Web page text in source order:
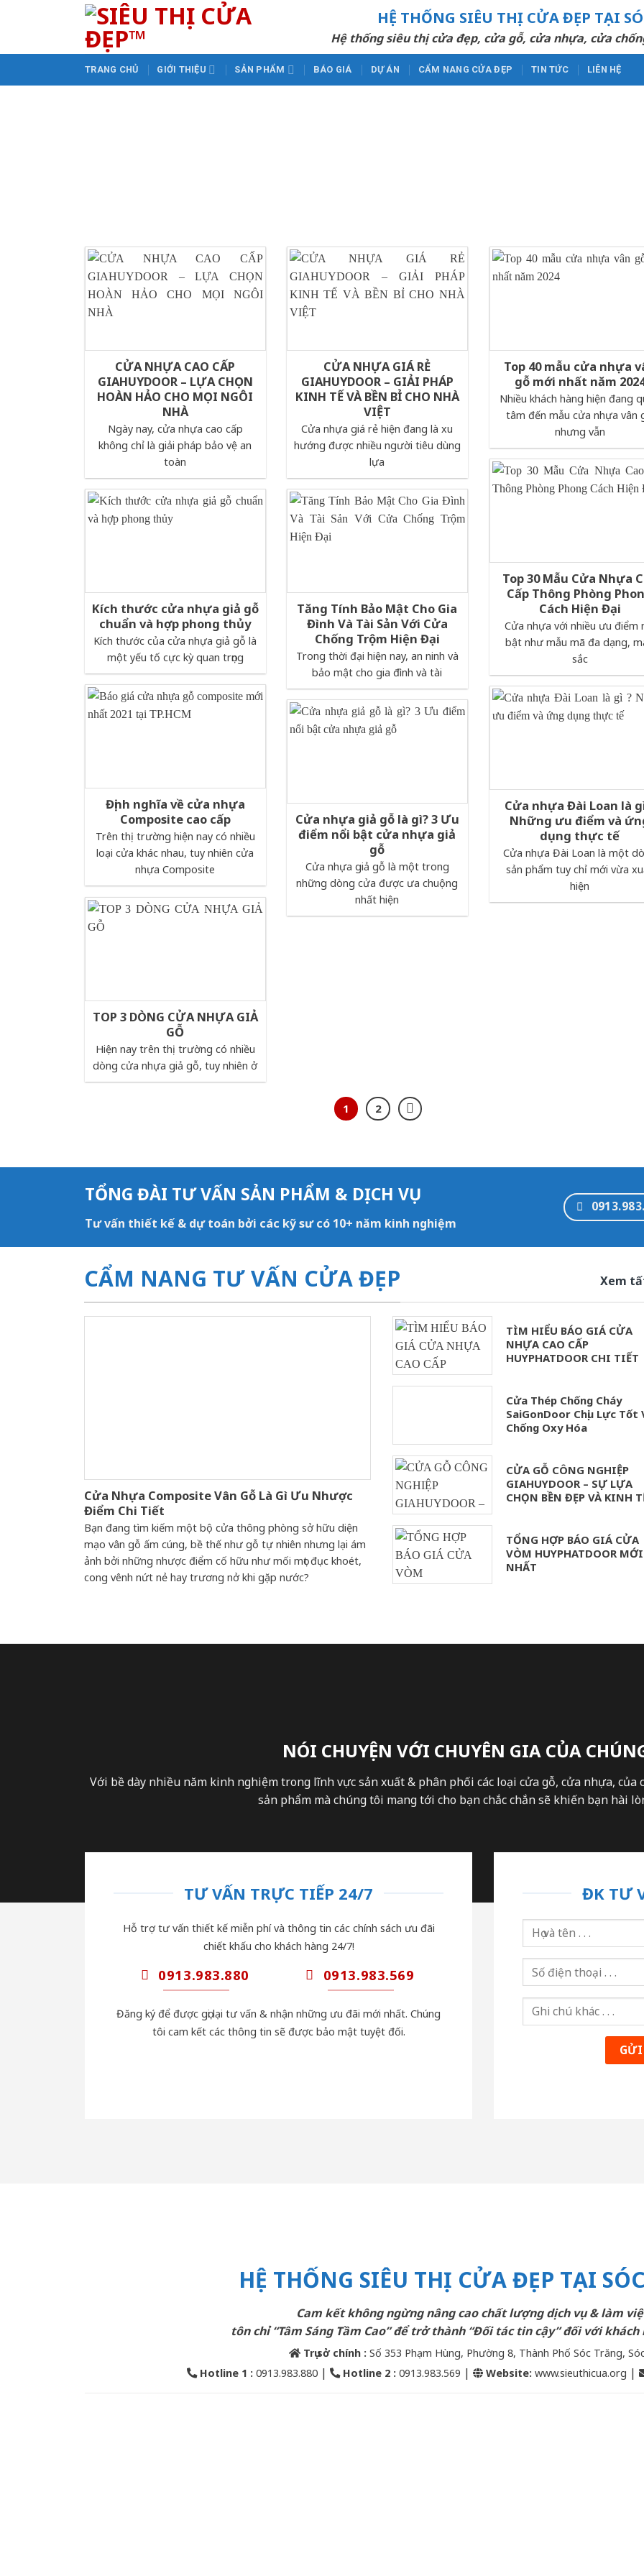
HỆ THỐNG SIÊU THỊ CỬA ĐẸP TẠI
Hệ thống siêu thị cửa đẹp, cửa gỗ, cửa nhựa, cửa
TRANG CHỦ GIỚI THIỆU SẢN PHẨM BÁO GIÁ DỰ ÁN CẨM NANG CỬA ĐẸP TIN TỨC LIÊN HỆ
CỬA NHỰA CAO CẤP
GIAHUYDOOR – LỰA CHỌN
HOÀN HẢO CHO MỌI NGÔI
NHÀ
Ngày nay, cửa nhựa cao cấp
không chỉ là giải pháp bảo vệ an
toàn
CỬA NHỰA GIÁ RẺ
GIAHUYDOOR – GIẢI PHÁP
KINH TẾ VÀ BỀN BỈ CHO NHÀ
VIỆT
Cửa nhựa giá rẻ hiện đang là xu
hướng được nhiều người tiêu dùng
lựa
Top 40 mẫu cửa nhựa
gỗ mới nhất năm
Nhiều khách hàng hiện đang
tâm đến mẫu cửa nhựa vân
nhưng vẫn
Top 30 Mẫu Cửa Nhựa
Cấp Thông Phòng
Cách Hiện Đại
Cửa nhựa với nhiều ưu điểm
bật như mẫu mã đa dạng,
sắc
Kích thước cửa nhựa giả gỗ
chuẩn và hợp phong thủy
Kích thước của cửa nhựa giả gỗ là
một yếu tố cực kỳ quan trọng
Tăng Tính Bảo Mật Cho Gia
Đình Và Tài Sản Với Cửa
Chống Trộm Hiện Đại
Trong thời đại hiện nay, an ninh và
bảo mật cho gia đình và tài
Định nghĩa về cửa nhựa
Composite cao cấp
Trên thị trường hiện nay có nhiều
loại cửa khác nhau, tuy nhiên cửa
nhựa Composite
Cửa nhựa Đài Loan là
Những ưu điểm và
dụng thực tế
Cửa nhựa Đài Loan là một
sản phẩm tuy chỉ mới vừa
hiện
Cửa nhựa giả gỗ là gì? 3 Ưu
điểm nổi bật cửa nhựa giả
gỗ
Cửa nhựa giả gỗ là một trong
những dòng cửa được ưa chuộng
nhất hiện
TOP 3 DÒNG CỬA NHỰA GIẢ
GỖ
Hiện nay trên thị trường có nhiều
dòng cửa nhựa giả gỗ, tuy nhiên ở
1 2
TỔNG ĐÀI TƯ VẤN SẢN PHẨM & DỊCH VỤ
Tư vấn thiết kế & dự toán bởi các kỹ sư có 10+ năm kinh nghiệm
CẨM NANG TƯ VẤN CỬA ĐẸP Xem
Cửa Nhựa Composite Vân Gỗ Là Gì Ưu Nhược
Điểm Chi Tiết
Bạn đang tìm kiếm một bộ cửa thông phòng sở hữu diện
mạo vân gỗ ấm cúng, bề thế như gỗ tự nhiên nhưng lại ám
ảnh bởi những nhược điểm cố hữu như mối mọt đục khoét,
cong vênh nứt nẻ hay trương nở khi gặp nước?
TÌM HIỂU BÁO GIÁ CỬA
NHỰA CAO CẤP
HUYPHATDOOR CHI TIẾT
Cửa Thép Chống Cháy
SaiGonDoor Chịu Lực Tốt
Chống Oxy Hóa
CỬA GỖ CÔNG NGHIỆP
GIAHUYDOOR – SỰ LỰA
CHỌN BỀN ĐẸP VÀ KINH
TỔNG HỢP BÁO GIÁ CỬA
VÒM HUYPHATDOOR MỚI
NHẤT
NÓI CHUYỆN VỚI CHUYÊN GIA CỦA
Với bề dày nhiều năm kinh nghiệm trong lĩnh vực sản xuất & phân phối các loại cửa gỗ, cửa nhựa,
sản phẩm mà chúng tôi mang tới cho bạn chắc chắn sẽ khiến bạn hài
TƯ VẤN TRỰC TIẾP 24/7
Hỗ trợ tư vấn thiết kế miễn phí và thông tin các chính sách ưu đãi
chiết khấu cho khách hàng 24/7!
0913.983.880 0913.983.569
Đăng ký để được gọi lại tư vấn & nhận những ưu đãi mới nhất. Chúng
tôi cam kết các thông tin sẽ được bảo mật tuyệt đối.
ĐK TƯ
HỆ THỐNG SIÊU THỊ CỬA ĐẸP TẠI
Cam kết không ngừng nâng cao chất lượng dịch vụ & làm
tôn chỉ “Tâm Sáng Tầm Cao” để trở thành “Đối tác tin cậy” đối với
Trụ sở chính : Số 353 Phạm Hùng, Phường 8, Thành Phố Sóc Trăng,
Hotline 1 : 0913.983.880| Hotline 2 : 0913.983.569 | Website: www.sieuthicua.org |